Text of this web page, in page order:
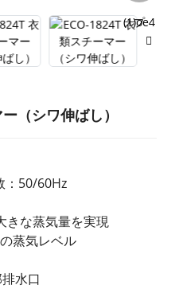
（シワ伸ばし）
：50/60Hz
きな蒸気量を実現
蒸気レベル
水口